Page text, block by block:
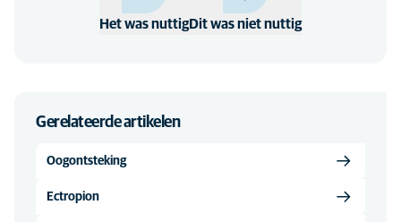
Het was nuttigDit was niet nuttig
Gerelateerde artikelen
Oogontsteking
Ectropion